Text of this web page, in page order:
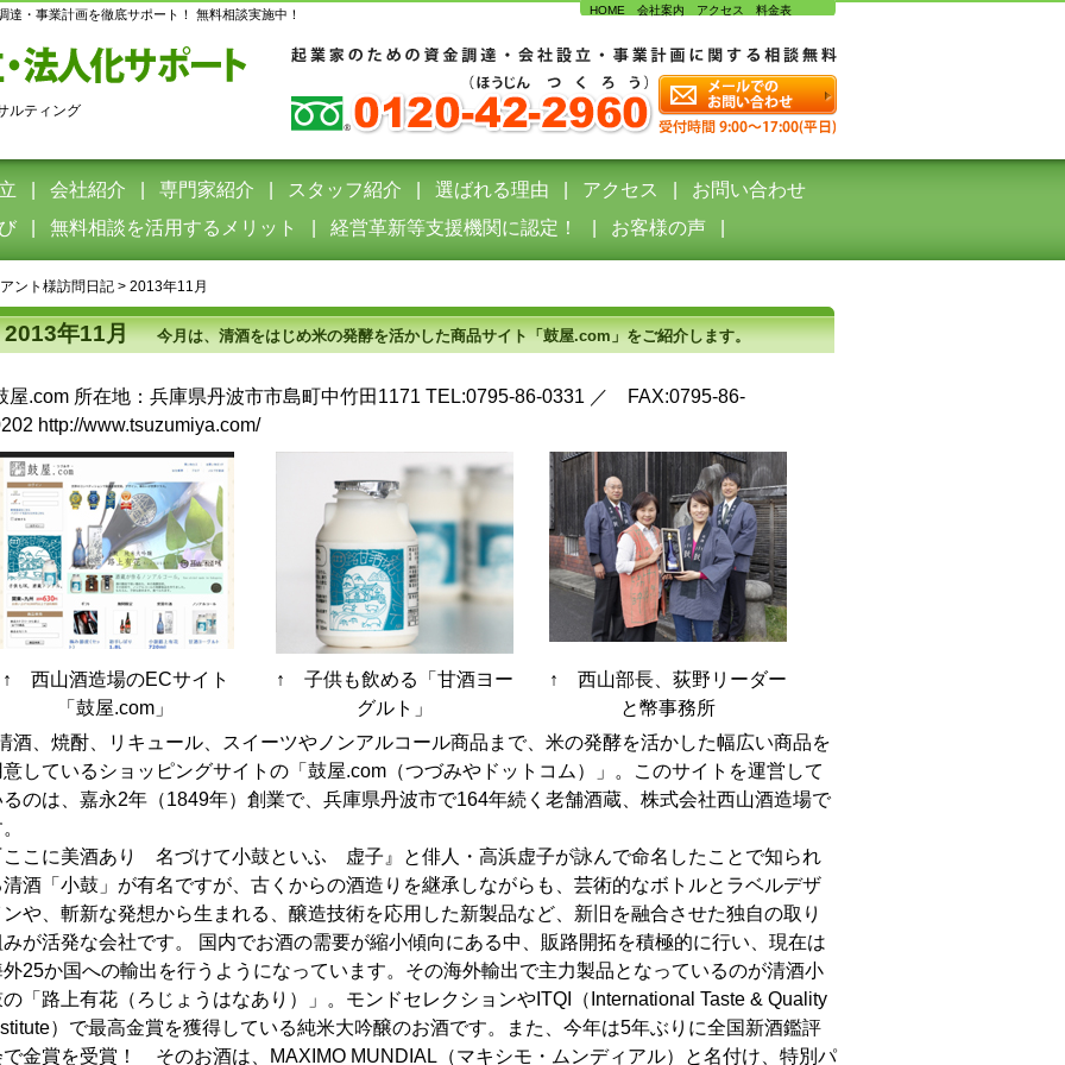
・事業計画を徹底サポート！ 無料相談実施中！ HOME 会社案内 アクセス 料金表
ルティング
会社紹介 専門家紹介 スタッフ紹介 選ばれる理由 アクセス
お問い合わせ
無料相談を活用するメリット 経営革新等支援機関に認定！ お客様の声
ント様訪問日記 > 2013年11月
2013年11月今月は、清酒をはじめ米の発酵を活かした商品サイト「鼓屋.com」をご紹介します。
屋.com 所在地：兵庫県丹波市市島町中竹田1171 TEL:0795-86-0331 ／ FAX:0795-86-
http://www.tsuzumiya.com/
↑ 西山酒造場のECサイト
「鼓屋.com」
↑ 子供も飲める「甘酒ヨー
グルト」
↑ 西山部長、荻野リーダー
と幣事務所
酒、焼酎、リキュール、スイーツやノンアルコール商品まで、米の発酵を活かした幅広い商品を
意しているショッピングサイトの「鼓屋.com（つづみやドットコム）」。このサイトを運営して
るのは、嘉永2年（1849年）創業で、兵庫県丹波市で164年続く老舗酒蔵、株式会社西山酒造場で
ここに美酒あり 名づけて小鼓といふ 虚子』と俳人・高浜虚子が詠んで命名したことで知られ
清酒「小鼓」が有名ですが、古くからの酒造りを継承しながらも、芸術的なボトルとラベルデザ
ンや、斬新な発想から生まれる、醸造技術を応用した新製品など、新旧を融合させた独自の取り
みが活発な会社です。 国内でお酒の需要が縮小傾向にある中、販路開拓を積極的に行い、現在は
外25か国への輸出を行うようになっています。その海外輸出で主力製品となっているのが清酒小
の「路上有花（ろじょうはなあり）」。モンドセレクションやITQI（International Taste & Quality
）で最高金賞を獲得している純米大吟醸のお酒です。また、今年は5年ぶりに全国新酒鑑評
で金賞を受賞！ そのお酒は、MAXIMO MUNDIAL（マキシモ・ムンディアル）と名付け、特別パ